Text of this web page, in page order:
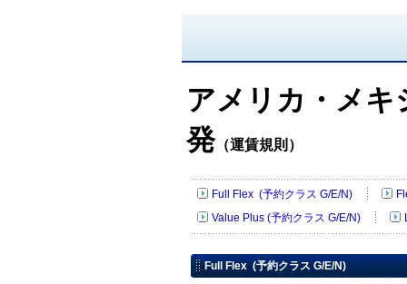
アメリカ・メキ
発（運賃規則）
Full Flex (予約クラス G/E/N)
Value Plus (予約クラス G/E/N)
Full Flex (予約クラス G/E/N)